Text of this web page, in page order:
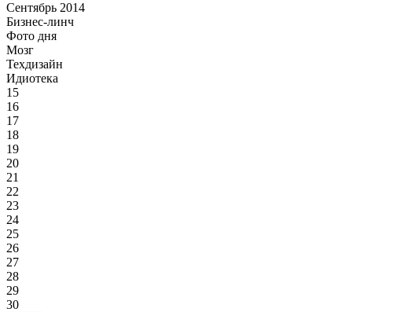
Сентябрь 2014
Бизнес-линч
Фото дня
Мозг
Техдизайн
Идиотека
15
16
17
18
19
20
21
22
23
24
25
26
27
28
29
30